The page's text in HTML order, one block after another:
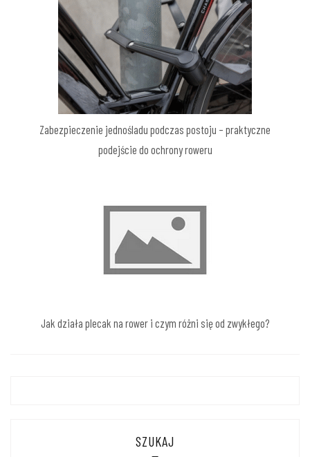
Zabezpieczenie jednośladu podczas postoju – praktyczne
podejście do ochrony roweru
Jak działa plecak na rower i czym różni się od zwykłego?
SZUKAJ